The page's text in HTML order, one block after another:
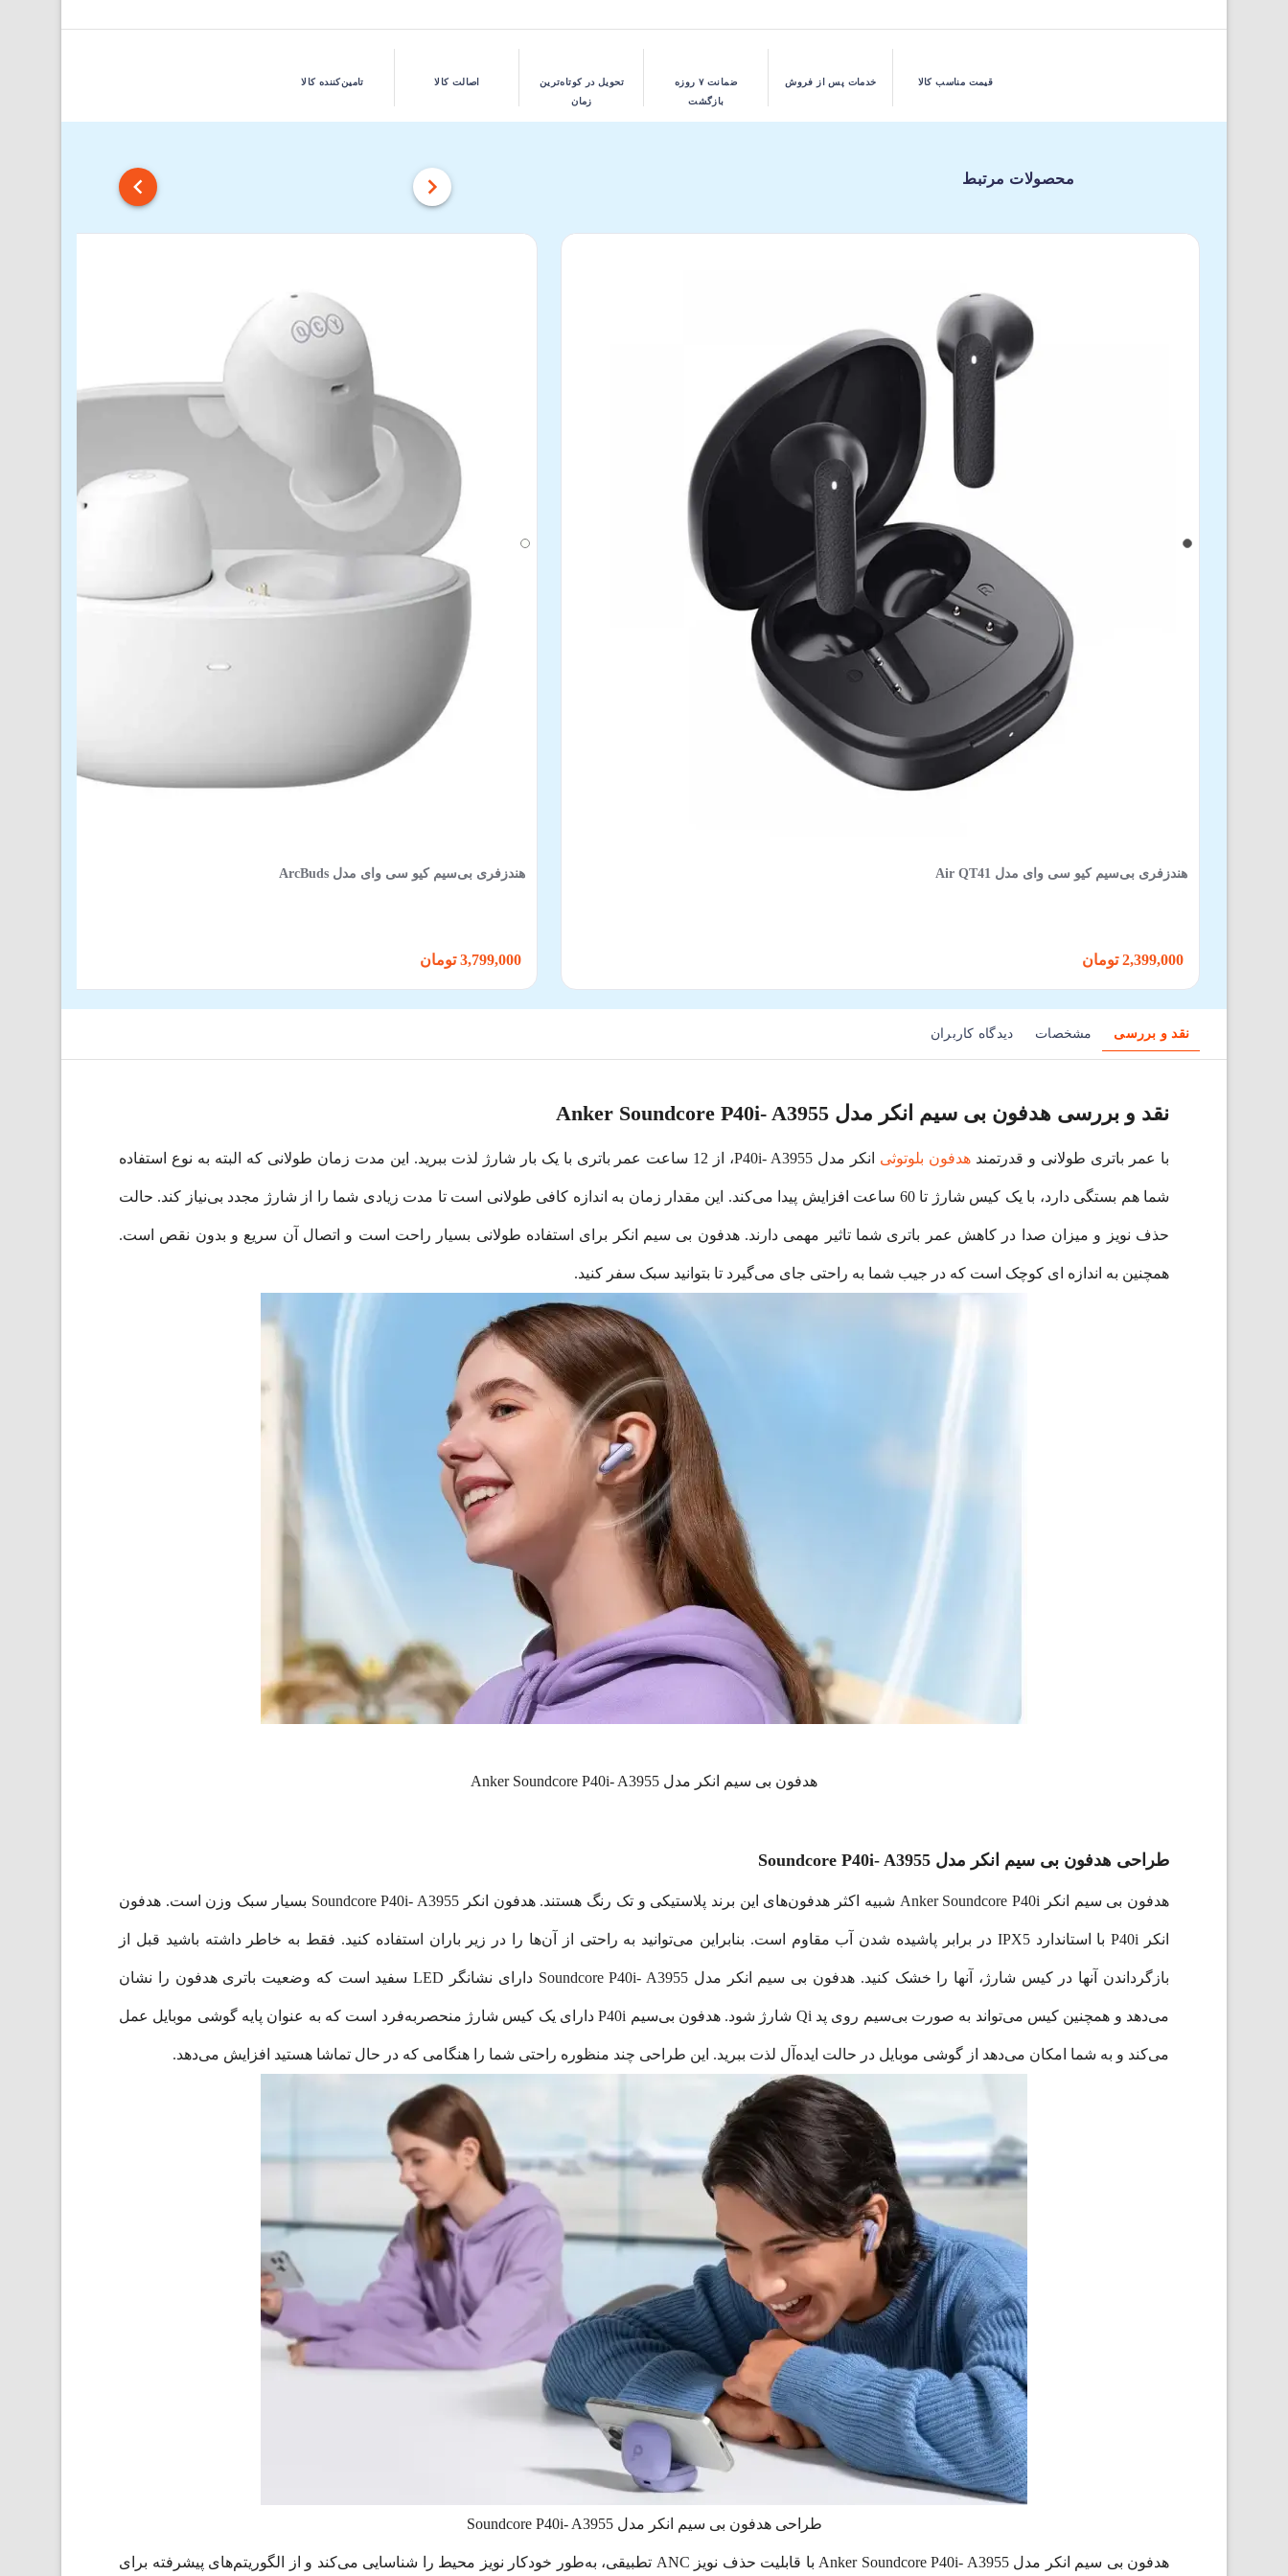
قیمت مناسب کالا خدمات پس از فروش
ضمانت ۷ روزه
بازگشت
تحویل در کوتاه‌ترین
زمان
اصالت کالا تامین‌کننده کالا
محصولات مرتبط
هندزفری بی‌سیم کیو سی وای مدل Air QT41 هندزفری بی‌سیم کیو سی وای مدل ArcBuds
نقد و بررسی مشخصات دیدگاه کاربران
نقد و بررسی هدفون بی‌ سیم انکر مدل Anker Soundcore P40i- A3955
با عمر باتری طولانی و قدرتمند هدفون بلوتوثی انکر مدل P40i- A3955، از 12 ساعت عمر باتری با یک بار شارژ لذت ببرید. این مدت زمان طولانی که البته به نوع استفاده
شما هم بستگی دارد، با یک کیس شارژ تا 60 ساعت افزایش پیدا می‌کند. این مقدار زمان به اندازه کافی طولانی است تا مدت زیادی شما را از شارژ مجدد بی‌نیاز کند. حالت
حذف نویز و میزان صدا در کاهش عمر باتری شما تاثیر مهمی دارند. هدفون بی‌ سیم انکر برای استفاده طولانی بسیار راحت است و اتصال آن سریع و بدون نقص است.
همچنین به اندازه ای کوچک است که در جیب شما به راحتی جای می‌گیرد تا بتوانید سبک سفر کنید.
هدفون بی‌ سیم انکر مدل Anker Soundcore P40i- A3955
طراحی هدفون بی‌ سیم انکر مدل Soundcore P40i- A3955
هدفون بی‌ سیم انکر Anker Soundcore P40i شبیه اکثر هدفون‌های این برند پلاستیکی و تک رنگ هستند. هدفون انکر Soundcore P40i- A3955 بسیار سبک وزن است. هدفون
انکر P40i با استاندارد IPX5 در برابر پاشیده شدن آب مقاوم است. بنابراین می‌توانید به راحتی از آن‌ها را در زیر باران استفاده کنید. فقط به خاطر داشته باشید قبل از
بازگرداندن آنها در کیس شارژ، آنها را خشک کنید. هدفون بی‌ سیم انکر مدل Soundcore P40i- A3955 دارای نشانگر LED سفید است که وضعیت باتری هدفون را نشان
می‌دهد و همچنین کیس می‌تواند به صورت بی‌سیم روی پد Qi شارژ شود. هدفون‌ بی‌سیم P40i دارای یک کیس شارژ منحصربه‌فرد است که به عنوان پایه گوشی موبایل عمل
می‌کند و به شما امکان می‌دهد از گوشی موبایل در حالت ایده‌آل لذت ببرید. این طراحی چند منظوره راحتی شما را هنگامی که در حال تماشا هستید افزایش می‌دهد.
طراحی هدفون بی‌ سیم انکر مدل Soundcore P40i- A3955
هدفون بی‌ سیم انکر مدل Anker Soundcore P40i- A3955 با قابلیت حذف نویز ANC تطبیقی، به‌طور خودکار نویز محیط را شناسایی می‌کند و از الگوریتم‌های پیشرفته برای